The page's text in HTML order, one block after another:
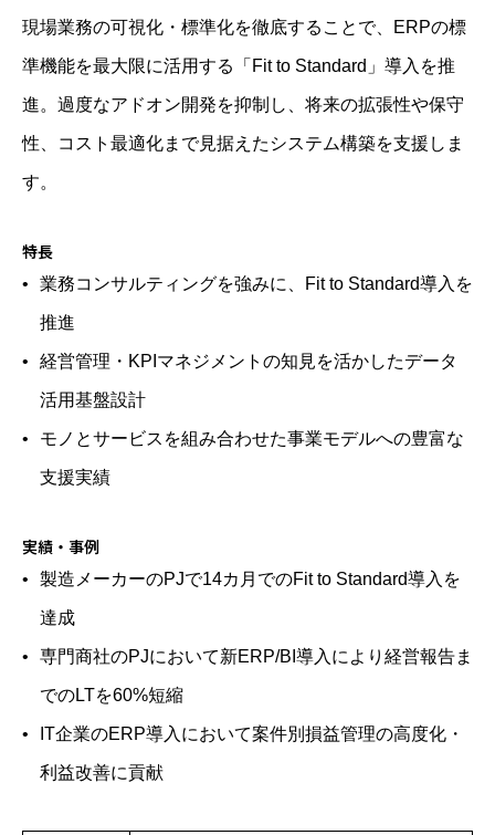
現場業務の可視化・標準化を徹底することで、ERPの標
準機能を最大限に活用する「Fit to Standard」導入を推
進。過度なアドオン開発を抑制し、将来の拡張性や保守
性、コスト最適化まで見据えたシステム構築を支援しま
す。
特長
業務コンサルティングを強みに、Fit to Standard導入を
推進
経営管理・KPIマネジメントの知見を活かしたデータ
活用基盤設計
モノとサービスを組み合わせた事業モデルへの豊富な
支援実績
実績・事例
製造メーカーのPJで14カ月でのFit to Standard導入を
達成
専門商社のPJにおいて新ERP/BI導入により経営報告ま
でのLTを60%短縮
IT企業のERP導入において案件別損益管理の高度化・
利益改善に貢献